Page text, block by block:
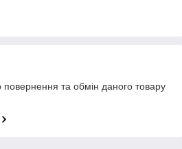
та обмін даного товару